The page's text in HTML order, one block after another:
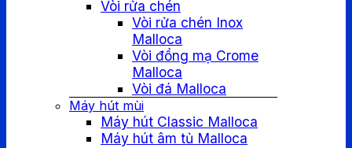
Vòi rửa chén
Vòi rửa chén Inox
Malloca
Vòi đồng mạ Crome
Malloca
Vòi đá Malloca
Máy hút mùi
Máy hút Classic Malloca
Máy hút âm tủ Malloca